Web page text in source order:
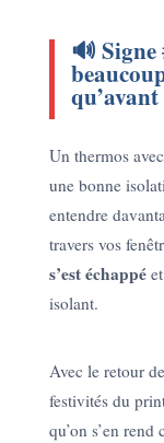
🔊 Signe
qu’avant
Un thermos
une bonne
entendre
travers vos
s’est échappéet
isolant.
Avec le retour
festivités du
qu’on s’en rend